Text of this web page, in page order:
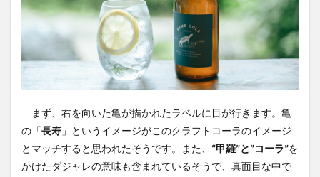
まず、右を向いた亀が描かれたラベルに目が行きます。亀
の「長寿 」というイメージがこのクラフトコーラのイメージ
とマッチすると思われたそうです。また、 “甲羅”と”コーラ”を
かけたダジャレの意味も含まれているそうで、真面目な中で